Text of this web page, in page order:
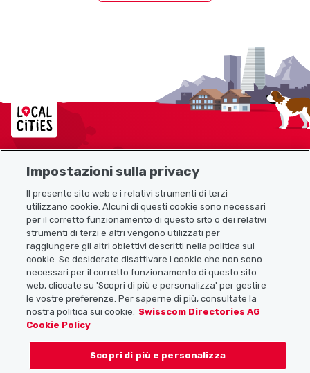
Localcities
Link utili
Scarica l’app Localcities
Seguiteci su:
Impostazioni sulla privacy
Il presente sito web e i relativi strumenti di terzi
utilizzano cookie. Alcuni di questi cookie sono necessari
per il corretto funzionamento di questo sito o dei relativi
strumenti di terzi e altri vengono utilizzati per
raggiungere gli altri obiettivi descritti nella politica sui
cookie. Se desiderate disattivare i cookie che non sono
necessari per il corretto funzionamento di questo sito
web, cliccate su 'Scopri di più e personalizza' per gestire
le vostre preferenze. Per saperne di più, consultate la
nostra politica sui cookie.
Swisscom Directories AG
Cookie Policy
Scopri di più e personalizza